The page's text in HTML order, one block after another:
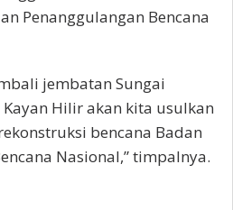
Penanggulangan Bencana
jembatan Sungai
Kayan Hilir akan kita usulkan
bencana Badan
Nasional,” timpalnya.